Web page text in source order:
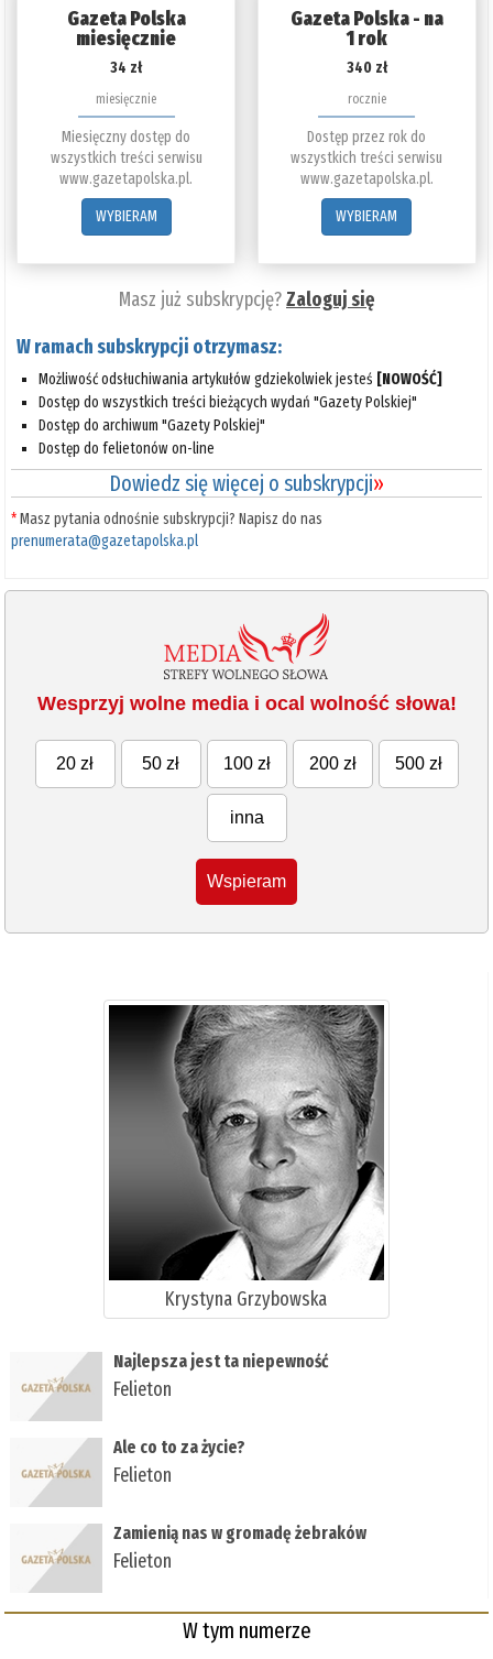
Gazeta Polska
miesięcznie
34 zł
miesięcznie
Miesięczny dostęp do
wszystkich treści serwisu
www.gazetapolska.pl.
WYBIERAM
Gazeta Polska - na
1 rok
340 zł
rocznie
Dostęp przez rok do
wszystkich treści serwisu
www.gazetapolska.pl.
WYBIERAM
Masz już subskrypcję?Zaloguj się
W ramach subskrypcji otrzymasz:
Możliwość odsłuchiwania artykułów gdziekolwiek jesteś [NOWOŚĆ]
Dostęp do wszystkich treści bieżących wydań "Gazety Polskiej"
Dostęp do archiwum "Gazety Polskiej"
Dostęp do felietonów on-line
Dowiedz się więcej o subskrypcji»
*Masz pytania odnośnie subskrypcji? Napisz do nas
prenumerata@gazetapolska.pl
Wesprzyj wolne media i ocal wolność słowa!
20 zł 50 zł 100 zł 200 zł 500 zł
inna
Wspieram
Krystyna Grzybowska
Najlepsza jest ta niepewność
Felieton
Ale co to za życie?
Felieton
Zamienią nas w gromadę żebraków
Felieton
W tym numerze